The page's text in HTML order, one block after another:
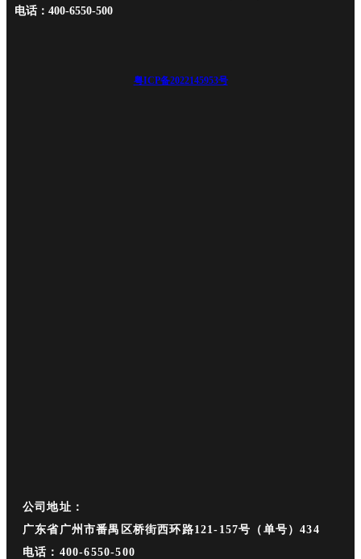
电话：400-6550-500
粤ICP备2022145953号
公司地址：
广东省广州市番禺区桥街西环路121-157号（单号）434
电话：400-6550-500